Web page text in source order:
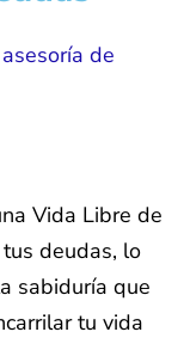
Vida Libre de
deudas, lo
sabiduría que
tu vida